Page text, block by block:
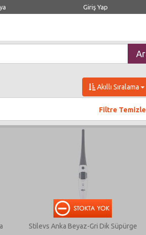
Giriş Yap
Akıllı Sıralama
Filtre Temizle
Stilevs Anka Beyaz-Gri Dik Süpürge